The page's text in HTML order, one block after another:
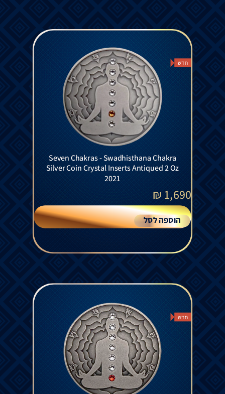
חדש
Seven Chakras - Swadhisthana Chakra
Silver Coin Crystal Inserts Antiqued 2 Oz
2021
1,690
₪
הוספה לסל
חדש